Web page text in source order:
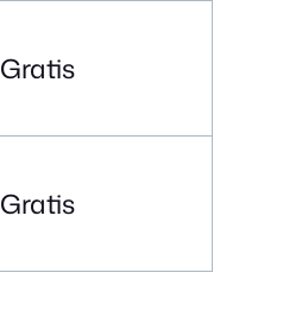
Gratis
Gratis